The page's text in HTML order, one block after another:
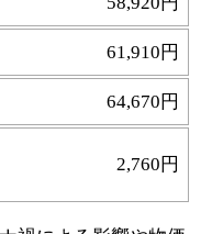
61,910円
64,670円
2,760円